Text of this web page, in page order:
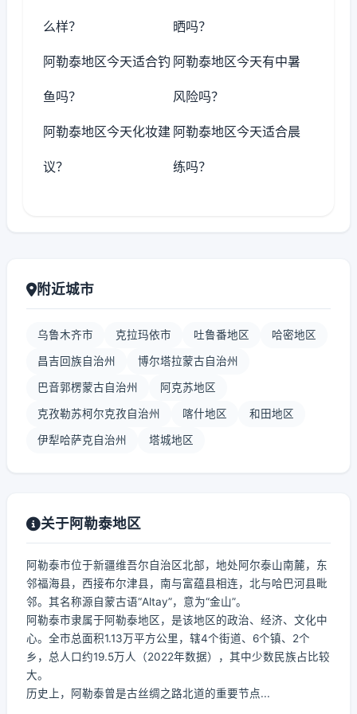
么样？ 晒吗？
阿勒泰地区今天适合钓
鱼吗？
阿勒泰地区今天有中暑
风险吗？
阿勒泰地区今天化妆建
议？
阿勒泰地区今天适合晨
练吗？
附近城市
乌鲁木齐市 克拉玛依市 吐鲁番地区 哈密地区
昌吉回族自治州 博尔塔拉蒙古自治州
巴音郭楞蒙古自治州 阿克苏地区
克孜勒苏柯尔克孜自治州 喀什地区 和田地区
伊犁哈萨克自治州 塔城地区
关于阿勒泰地区
阿勒泰市位于新疆维吾尔自治区北部，地处阿尔泰山南麓，东
邻福海县，西接布尔津县，南与富蕴县相连，北与哈巴河县毗
邻。其名称源自蒙古语“Altay”，意为“金山”。
阿勒泰市隶属于阿勒泰地区，是该地区的政治、经济、文化中
心。全市总面积1.13万平方公里，辖4个街道、6个镇、2个
乡，总人口约19.5万人（2022年数据），其中少数民族占比较
大。
历史上，阿勒泰曾是古丝绸之路北道的重要节点...